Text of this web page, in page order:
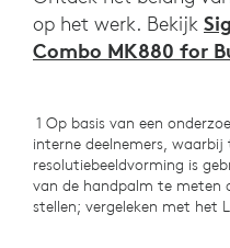
op het werk. Bekijk
Combo MK880 for
1 Op basis van een
interne deelnemers,
resolutiebeeldvorming is
van de handpalm te meten
stellen; vergeleken met het